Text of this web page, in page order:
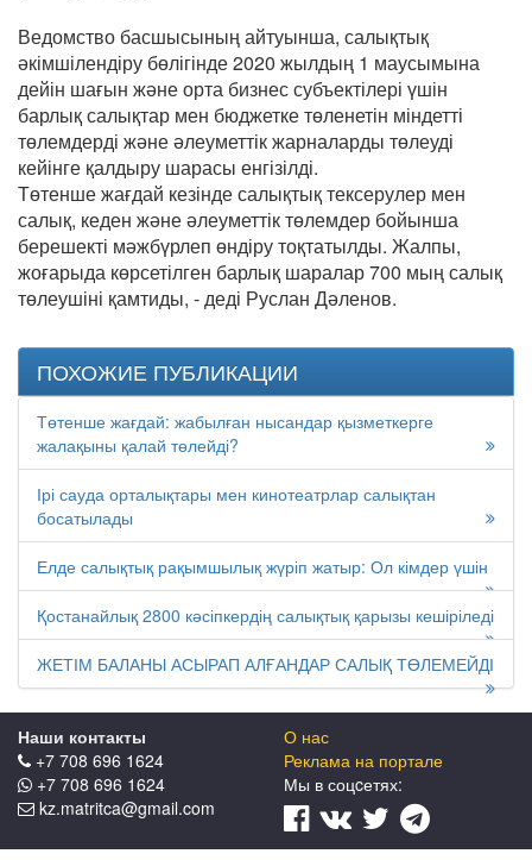
Ведомство басшысының айтуынша, салықтық
әкімшілендіру бөлігінде 2020 жылдың 1 маусымына
дейін шағын және орта бизнес субъектілері үшін
барлық салықтар мен бюджетке төленетін міндетті
төлемдерді және әлеуметтік жарналарды төлеуді
кейінге қалдыру шарасы енгізілді.
Төтенше жағдай кезінде салықтық тексерулер мен
салық, кеден және әлеуметтік төлемдер бойынша
берешекті мәжбүрлеп өндіру тоқтатылды. Жалпы,
жоғарыда көрсетілген барлық шаралар 700 мың салық
төлеушіні қамтиды, - деді Руслан Дәленов.
ПОХОЖИЕ ПУБЛИКАЦИИ
Төтенше жағдай: жабылған нысандар қызметкерге
жалақыны қалай төлейді?
Ірі сауда орталықтары мен кинотеатрлар салықтан
босатылады
Елде салықтық рақымшылық жүріп жатыр: Ол кімдер үшін
Қостанайлық 2800 кәсіпкердің салықтық қарызы кешіріледі
ЖЕТІМ БАЛАНЫ АСЫРАП АЛҒАНДАР САЛЫҚ ТӨЛЕМЕЙДІ
Наши контакты
+7 708 696 1624
+7 708 696 1624
kz.matritca@gmail.com
О нас
Реклама на портале
Мы в соцcетях: